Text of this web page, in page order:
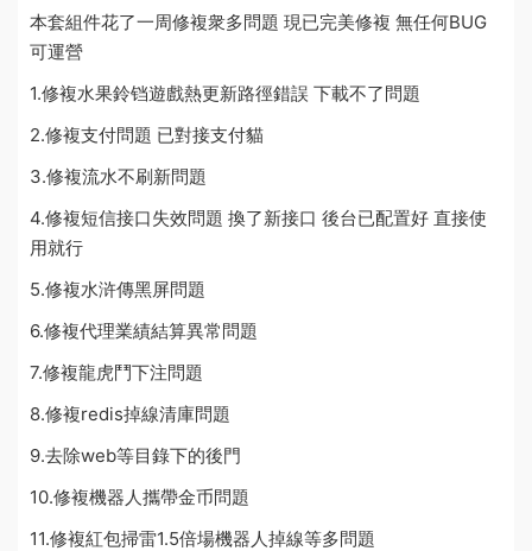
本套組件花了一周修複衆多問題 現已完美修複 無任何BUG
可運營
1.修複水果鈴铛遊戲熱更新路徑錯誤 下載不了問題
2.修複支付問題 已對接支付貓
3.修複流水不刷新問題
4.修複短信接口失效問題 換了新接口 後台已配置好 直接使
用就行
5.修複水浒傳黑屏問題
6.修複代理業績結算異常問題
7.修複龍虎鬥下注問題
8.修複redis掉線清庫問題
9.去除web等目錄下的後門
10.修複機器人攜帶金币問題
11.修複紅包掃雷1.5倍場機器人掉線等多問題